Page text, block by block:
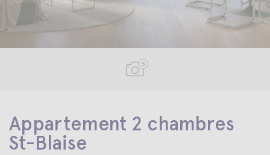
5
Appartement 2 chambres
St-Blaise